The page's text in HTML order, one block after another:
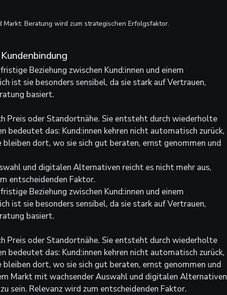
Markt: Beratung wird zum strategischen Erfolgsfaktor.
Beziehung zwischen Kund:innen und einem
ist sie besonders sensibel, da sie stark auf Vertrauen,
basiert.
Preis oder Standortnähe. Sie entsteht durch wiederholte
bedeutet das: Kund:innen kehren nicht automatisch zurück,
bleiben dort, wo sie sich gut beraten, ernst genommen und
und digitalen Alternativen reicht es nicht mehr aus,
entscheidenden Faktor.
Beziehung zwischen Kund:innen und einem
ist sie besonders sensibel, da sie stark auf Vertrauen,
basiert.
Preis oder Standortnähe. Sie entsteht durch wiederholte
bedeutet das: Kund:innen kehren nicht automatisch zurück,
bleiben dort, wo sie sich gut beraten, ernst genommen und
Markt mit wachsender Auswahl und digitalen Alternativen
sein. Relevanz wird zum entscheidenden Faktor.